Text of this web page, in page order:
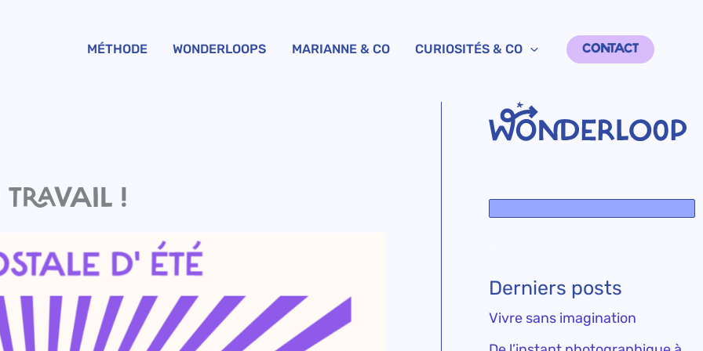
MÉTHODE WONDERLOOPS MARIANNE & CO CURIOSITÉS & CO CONTACT
TRAVAIL !
Derniers posts
Vivre sans imagination